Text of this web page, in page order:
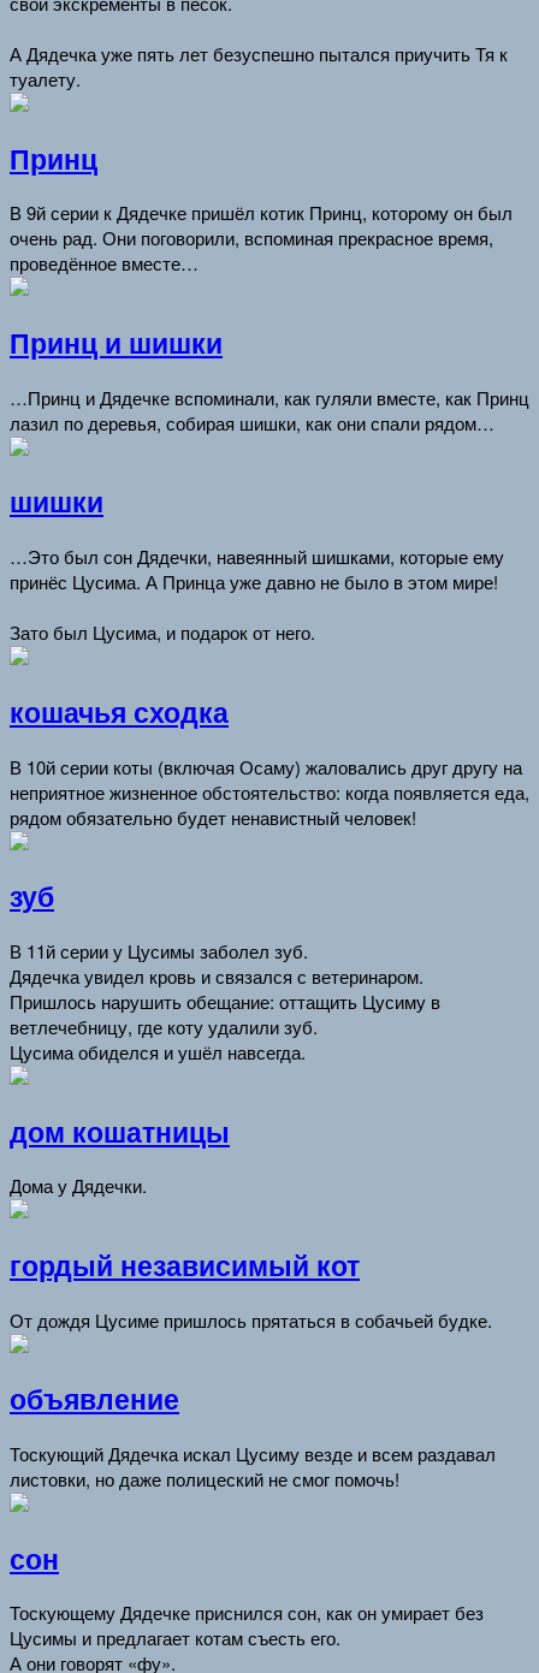
А Дядечка уже пять лет безуспешно пытался приучить Тя к
туалету.
Принц
В 9й серии к Дядечке пришёл котик Принц, которому он был
очень рад. Они поговорили, вспоминая прекрасное время,
проведённое вместе…
Принц и шишки
…Принц и Дядечке вспоминали, как гуляли вместе, как Принц
лазил по деревья, собирая шишки, как они спали рядом…
шишки
…Это был сон Дядечки, навеянный шишками, которые ему
принёс Цусима. А Принца уже давно не было в этом мире!
Зато был Цусима, и подарок от него.
кошачья сходка
В 10й серии коты (включая Осаму) жаловались друг другу на
неприятное жизненное обстоятельство: когда появляется еда,
рядом обязательно будет ненавистный человек!
зуб
В 11й серии у Цусимы заболел зуб.
Дядечка увидел кровь и связался с ветеринаром.
Пришлось нарушить обещание: оттащить Цусиму в
ветлечебницу, где коту удалили зуб.
Цусима обиделся и ушёл навсегда.
дом кошатницы
Дома у Дядечки.
гордый независимый кот
От дождя Цусиме пришлось прятаться в собачьей будке.
объявление
Тоскующий Дядечка искал Цусиму везде и всем раздавал
листовки, но даже полицеский не смог помочь!
сон
Тоскующему Дядечке приснился сон, как он умирает без
Цусимы и предлагает котам съесть его.
А они говорят «фу».